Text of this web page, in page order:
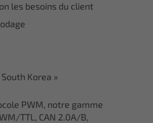
les besoins du client
Korea »
PWM, notre gamme
TTL, CAN 2.0A/B,